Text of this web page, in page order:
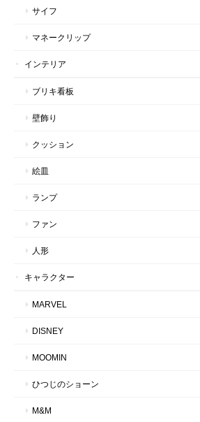
サイフ
マネークリップ
インテリア
ブリキ看板
壁飾り
クッション
絵皿
ランプ
ファン
人形
キャラクター
MARVEL
DISNEY
MOOMIN
ひつじのショーン
M&M